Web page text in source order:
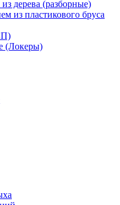
дерева (разборные)
из пластикового бруса
(Локеры)